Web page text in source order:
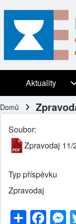
Main
Aktuality
Aktuality
Domů
Soubor
Zpravodaj 11/
Typ příspěvku
Zpravodaj
S F